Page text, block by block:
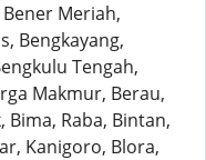
Meriah,
Bengkayang,
Tengah,
Makmur, Berau,
Raba, Bintan,
Kanigoro, Blora,